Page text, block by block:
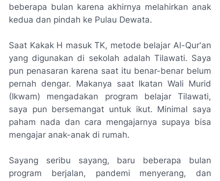
beberapa bulan karena akhirnya melahirkan anak
kedua dan pindah ke Pulau Dewata.
Saat Kakak H masuk TK, metode belajar Al-Qur'an
yang digunakan di sekolah adalah Tilawati. Saya
pun penasaran karena saat itu benar-benar belum
pernah dengar. Makanya saat Ikatan Wali Murid
(Ikwam) mengadakan program belajar Tilawati,
saya pun bersemangat untuk ikut. Minimal saya
paham nada dan cara mengajarnya supaya bisa
mengajar anak-anak di rumah.
Sayang seribu sayang, baru beberapa bulan
program berjalan, pandemi menyerang, dan